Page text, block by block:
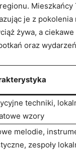
je z pokolenia
żywa, a
oraz
techniki,
wzory
melodie,
zespoły